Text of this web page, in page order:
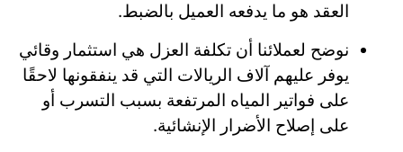
العقد هو ما يدفعه العميل بالضبط.
نوضح لعملائنا أن تكلفة العزل هي استثمار وقائي
يوفر عليهم آلاف الريالات التي قد ينفقونها لاحقًا
على فواتير المياه المرتفعة بسبب التسرب أو
على إصلاح الأضرار الإنشائية.